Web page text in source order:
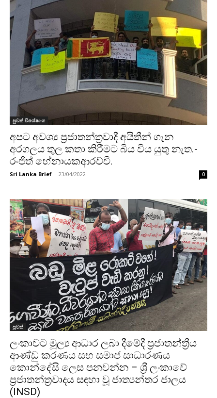
පුවත් විශේෂාංග
අපට අවශ්‍ය ප්‍රජාතන්ත්‍රවාදී අයිතීන් ගැන
අරගලය තුල කතා කිරීමට බිය විය යුතු නැත.-
රංජිත් හේනායකආරච්චි.
Sri Lanka Brief - 23/04/2022 0
පුවත්
ලංකාවට මූල්‍ය ආධාර ලබා දීමේදී ප්‍රජාතන්ත්‍රීය
ආණ්ඩු කරණය සහ සමාජ සාධාරණය
කොන්දේසි ලෙස පනවන්න – ශ්‍රී ලංකාවේ
ප්‍රජාතන්ත්‍රවාදය සඳහා වූ ජාත්‍යන්තර ජාලය
(INSD)